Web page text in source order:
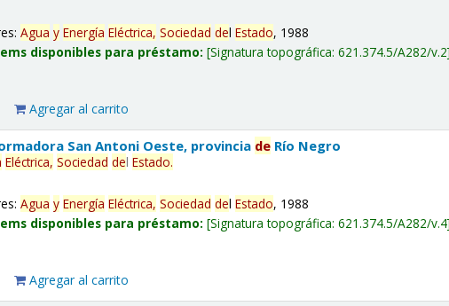
Agua y Energía Eléctrica, Sociedad delEstado, 1988
disponibles para préstamo: Signatura topográfica:621.374.5/A282/v.2
Agregar al carrito
San Antoni Oeste, provincia de Río Negro
Eléctrica, Sociedad delEstado.
Agua y Energía Eléctrica, Sociedad delEstado, 1988
disponibles para préstamo: Signatura topográfica:621.374.5/A282/v.4
Agregar al carrito